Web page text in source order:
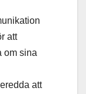
att
om sina
att